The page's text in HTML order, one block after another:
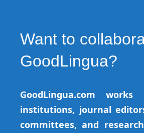
Want to
GoodLingua?
GoodLingua.com
institutions, journal
committees, and